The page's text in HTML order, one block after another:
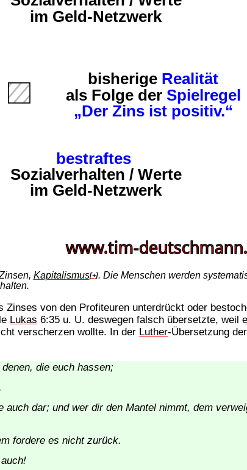
Kapitalismus[+]. Die Menschen werden
von den Profiteuren unterdrückt oder
Lukas 6:35 u. U. deswegen falsch übersetzte, weil
verscherzen wollte. In der Luther-Übersetzung
die euch hassen;
dar; und wer dir den Mantel nimmt, dem
fordere es nicht zurück.